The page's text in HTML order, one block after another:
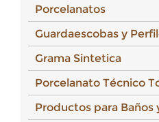
Porcelanatos
Guardaescobas y
Grama Sintetica
Porcelanato Técnico
Productos para Baños